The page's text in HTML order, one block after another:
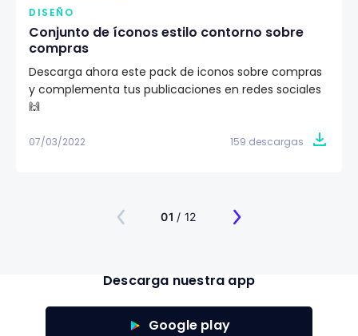
DISEÑO
Conjunto de íconos estilo contorno sobre
compras
Descarga ahora este pack de iconos sobre compras
y complementa tus publicaciones en redes sociales
🙌
07/03/2022 159 descargas
01 / 12
Descarga nuestra app
Google play